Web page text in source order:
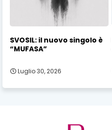
SVOSIL: il nuovo singolo è
“MUFASA”
Luglio 30, 2026